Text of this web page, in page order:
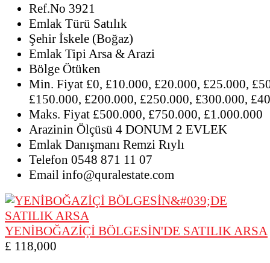
Ref.No 3921
Emlak Türü Satılık
Şehir İskele (Boğaz)
Emlak Tipi Arsa & Arazi
Bölge Ötüken
Min. Fiyat £0, £10.000, £20.000, £25.000,
£150.000, £200.000, £250.000, £300.000,
Maks. Fiyat £500.000, £750.000, £1.000.000
Arazinin Ölçüsü 4 DONUM 2 EVLEK
Emlak Danışmanı Remzi Rıylı
Telefon 0548 871 11 07
Email info@quralestate.com
YENİBOĞAZİÇİ BÖLGESİN'DE SATILIK ARSA
£ 118,000